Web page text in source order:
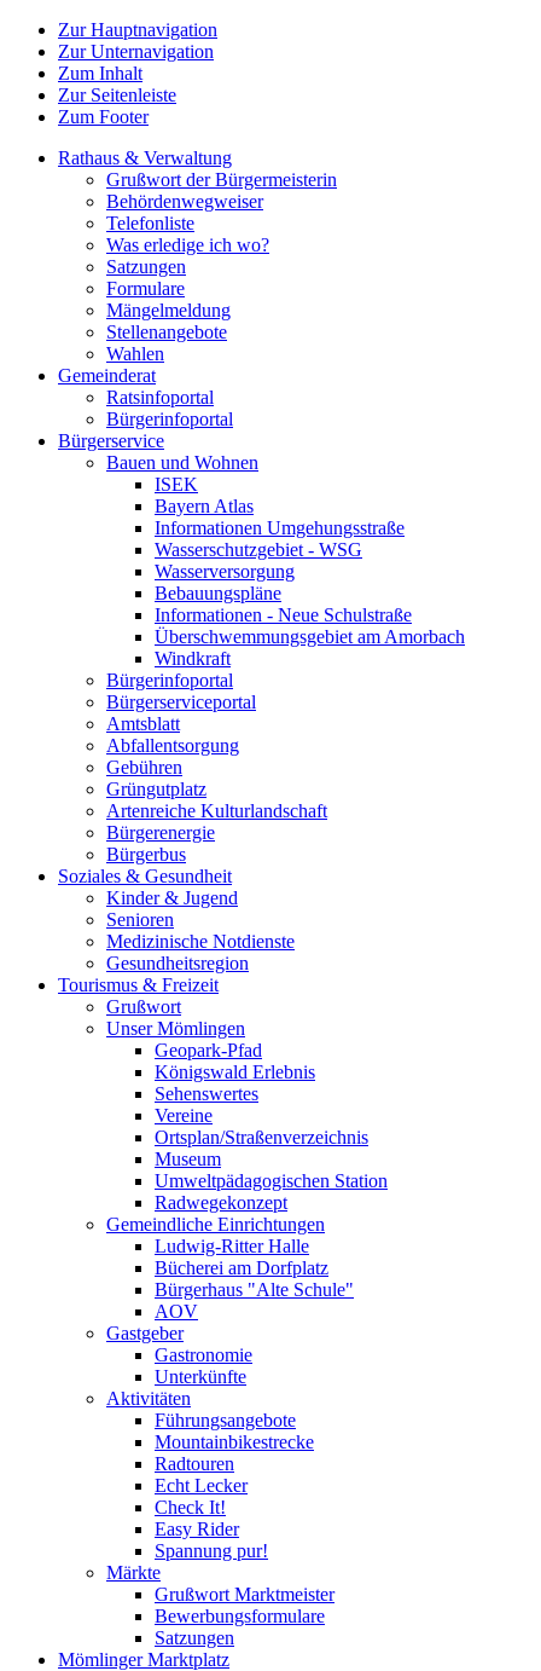
Zur Hauptnavigation
Zur Unternavigation
Zum Inhalt
Zur Seitenleiste
Zum Footer
Rathaus & Verwaltung
Grußwort der Bürgermeisterin
Behördenwegweiser
Telefonliste
Was erledige ich wo?
Satzungen
Formulare
Mängelmeldung
Stellenangebote
Wahlen
Gemeinderat
Ratsinfoportal
Bürgerinfoportal
Bürgerservice
Bauen und Wohnen
ISEK
Bayern Atlas
Informationen Umgehungsstraße
Wasserschutzgebiet - WSG
Wasserversorgung
Bebauungspläne
Informationen - Neue Schulstraße
Überschwemmungsgebiet am Amorbach
Windkraft
Bürgerinfoportal
Bürgerserviceportal
Amtsblatt
Abfallentsorgung
Gebühren
Grüngutplatz
Artenreiche Kulturlandschaft
Bürgerenergie
Bürgerbus
Soziales & Gesundheit
Kinder & Jugend
Senioren
Medizinische Notdienste
Gesundheitsregion
Tourismus & Freizeit
Grußwort
Unser Mömlingen
Geopark-Pfad
Königswald Erlebnis
Sehenswertes
Vereine
Ortsplan/Straßenverzeichnis
Museum
Umweltpädagogischen Station
Radwegekonzept
Gemeindliche Einrichtungen
Ludwig-Ritter Halle
Bücherei am Dorfplatz
Bürgerhaus "Alte Schule"
AOV
Gastgeber
Gastronomie
Unterkünfte
Aktivitäten
Führungsangebote
Mountainbikestrecke
Radtouren
Echt Lecker
Check It!
Easy Rider
Spannung pur!
Märkte
Grußwort Marktmeister
Bewerbungsformulare
Satzungen
Mömlinger Marktplatz